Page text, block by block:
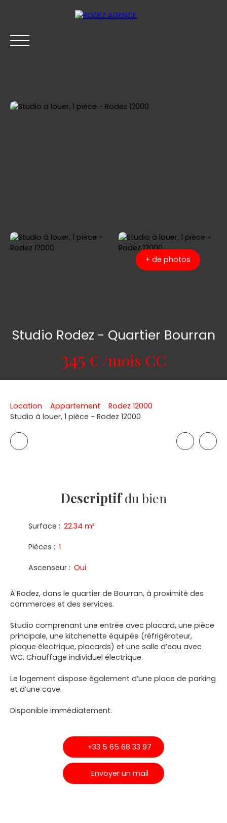
+ de photos
Studio Rodez - Quartier Bourran
345 € /mois CC
Location Appartement
Rodez 12000
Studio à louer, 1 pièce - Rodez 12000
Descriptifdu bien
Surface : 22.34 m²
Pièces : 1
Ascenseur : Oui
À Rodez, dans le quartier de Bourran, à proximité des
commerces et des services.
Studio comprenant une entrée avec placard, une pièce
principale, une kitchenette équipée (réfrigérateur,
plaque électrique, placards) et une salle d’eau avec
WC. Chauffage individuel électrique.
Le logement dispose également d’une place de parking
et d’une cave.
Disponible immédiatement.
+33 5 65 68 33 97
Envoyer un mail